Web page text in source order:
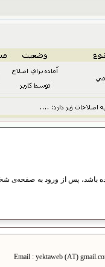
باشد، پس از ورود به صفحه‌ی
Email : yektaweb (AT)